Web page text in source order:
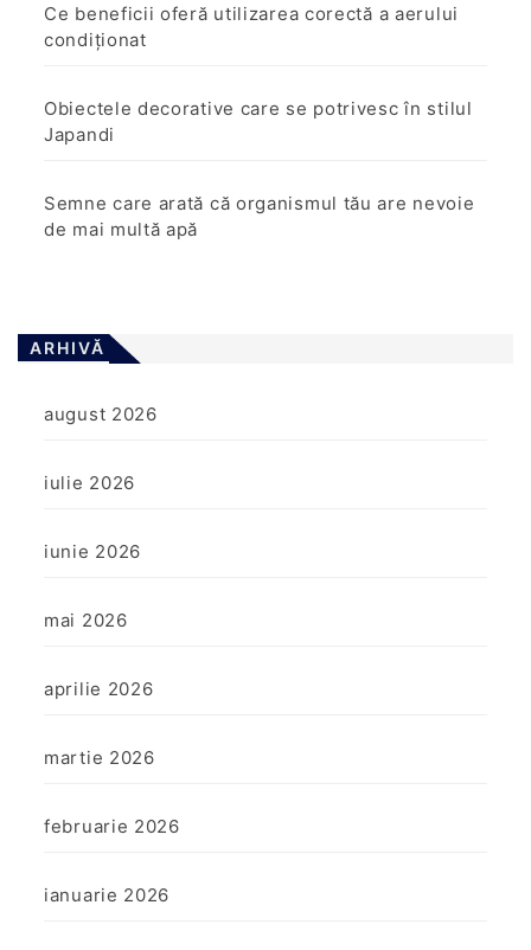
Ce beneficii oferă utilizarea corectă a aerului
condiționat
Obiectele decorative care se potrivesc în stilul
Japandi
Semne care arată că organismul tău are nevoie
de mai multă apă
ARHIVĂ
august 2026
iulie 2026
iunie 2026
mai 2026
aprilie 2026
martie 2026
februarie 2026
ianuarie 2026